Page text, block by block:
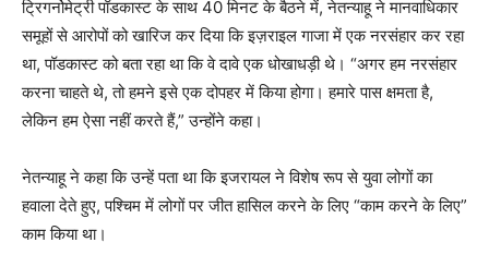
ट्रिगर्नोमेट्री पॉडकास्ट के साथ 40 मिनट के बैठने में, नेतन्याहू ने मानवाधिकार
समूहों से आरोपों को खारिज कर दिया कि इज़राइल गाजा में एक नरसंहार कर रहा
था, पॉडकास्ट को बता रहा था कि वे दावे एक धोखाधड़ी थे। “अगर हम नरसंहार
करना चाहते थे, तो हमने इसे एक दोपहर में किया होगा। हमारे पास क्षमता है,
लेकिन हम ऐसा नहीं करते हैं,” उन्होंने कहा।
नेतन्याहू ने कहा कि उन्हें पता था कि इजरायल ने विशेष रूप से युवा लोगों का
हवाला देते हुए, पश्चिम में लोगों पर जीत हासिल करने के लिए “काम करने के लिए”
काम किया था।